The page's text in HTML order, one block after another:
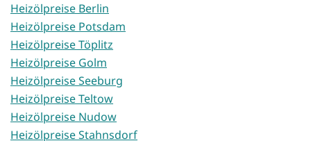
Heizölpreise Berlin
Heizölpreise Potsdam
Heizölpreise Töplitz
Heizölpreise Golm
Heizölpreise Seeburg
Heizölpreise Teltow
Heizölpreise Nudow
Heizölpreise Stahnsdorf